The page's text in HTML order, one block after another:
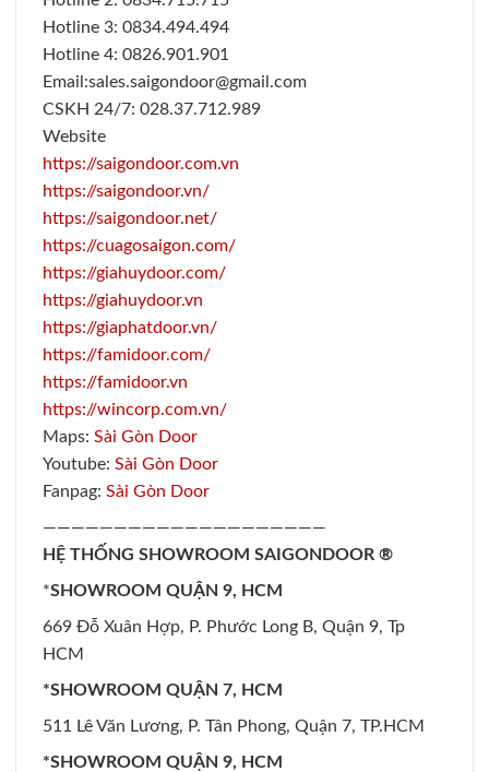
Hotline 3: 0834.494.494
Hotline 4: 0826.901.901
Email:sales.saigondoor@gmail.com
CSKH 24/7: 028.37.712.989
Website
https://saigondoor.com.vn
https://saigondoor.vn/
https://saigondoor.net/
https://cuagosaigon.com/
https://giahuydoor.com/
https://giahuydoor.vn
https://giaphatdoor.vn/
https://famidoor.com/
https://famidoor.vn
https://wincorp.com.vn/
Maps: Sài Gòn Door
Youtube: Sài Gòn Door
Fanpag: Sài Gòn Door
————————————————————
HỆ THỐNG SHOWROOM SAIGONDOOR ®
*SHOWROOM QUẬN 9, HCM
669 Đỗ Xuân Hợp, P. Phước Long B, Quận 9, Tp
HCM
*SHOWROOM QUẬN 7, HCM
511 Lê Văn Lương, P. Tân Phong, Quận 7, TP.HCM
*SHOWROOM QUẬN 9, HCM